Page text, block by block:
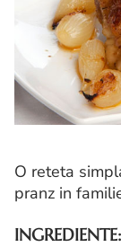
O reteta
pranz in
INGREDIENTE: